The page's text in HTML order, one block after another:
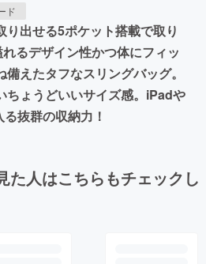
ド
り出せる5ポケット搭載で取り
るデザイン性かつ体にフィッ
備えたタフなスリングバッグ。
ちょうどいいサイズ感。iPadや
抜群の収納力！
た人はこちらもチェックし